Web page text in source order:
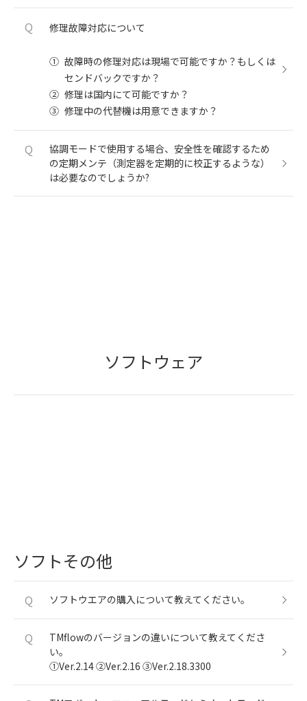
Q 修理故障対応について
① 故障時の修理対応は現場で可能ですか？もしくは
センドバックですか？
② 修理は国内にて可能ですか？
③ 修理中の代替機は用意できますか？
Q
協調モードで使用する場合、安全性を確認するため
の定期メンテ（測定器を定期的に校正するような）
は必要なのでしょうか?
ソフトウェア
ソフトその他
Q ソフトウエアの購入について教えてください。
Q
TMflowのバージョンの違いについて教えてくださ
い。
①Ver.2.14 ②Ver.2.16 ③Ver.2.18.3300